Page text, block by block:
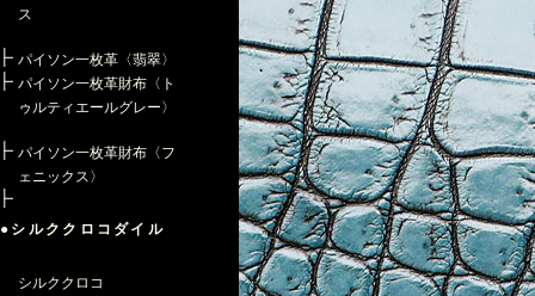
ス
パイソン一枚革〈翡翠〉
パイソン一枚革財布〈ト
ゥルティエールグレー〉
パイソン一枚革財布〈フ
ェニックス〉
●シルククロコダイル
シルククロコ